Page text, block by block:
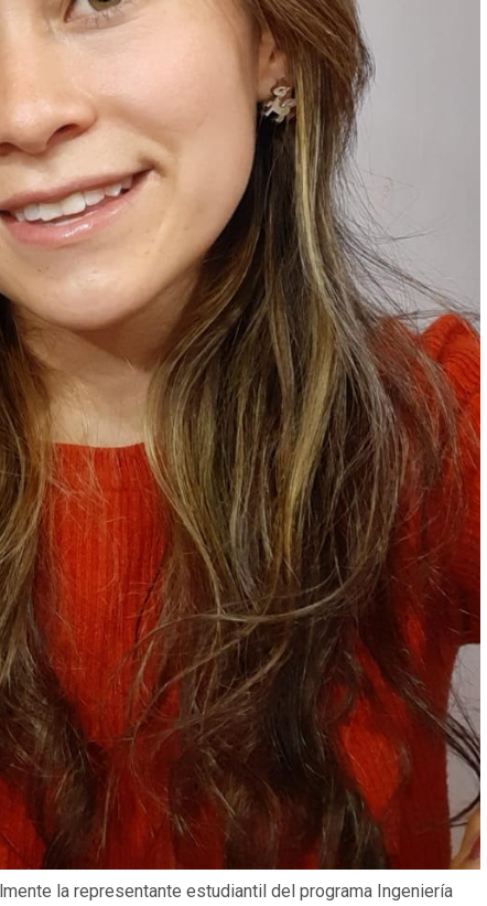
la representante estudiantil del programa Ingeniería